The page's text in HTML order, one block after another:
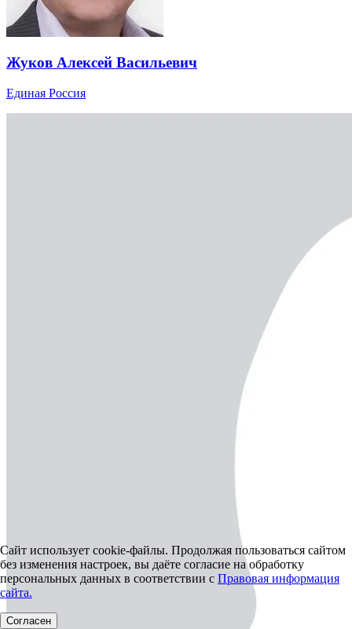
Жуков Алексей Васильевич
Единая Россия
Сайт использует cookie-файлы. Продолжая пользоваться сайтом
без изменения настроек, вы даёте согласие на обработку
персональных данных в соответствии с Правовая информация
сайта.
Согласен